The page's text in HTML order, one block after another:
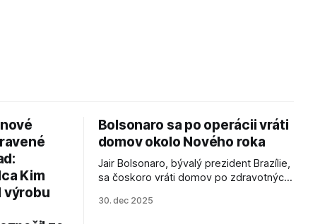
Kim
výrobu
Bolsonaro sa po operácii vráti
domov okolo Nového roka
Jair Bolsonaro, bývalý prezident Brazílie,
sa čoskoro vráti domov po zdravotných
30. dec 2025